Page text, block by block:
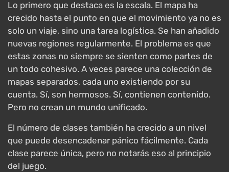
Lo primero que destaca es la escala. El mapa ha
crecido hasta el punto en que el movimiento ya no es
solo un viaje, sino una tarea logística. Se han añadido
nuevas regiones regularmente. El problema es que
estas zonas no siempre se sienten como partes de
un todo cohesivo. A veces parece una colección de
mapas separados, cada uno existiendo por su
cuenta. Sí, son hermosos. Sí, contienen contenido.
Pero no crean un mundo unificado.
El número de clases también ha crecido a un nivel
que puede desencadenar pánico fácilmente. Cada
clase parece única, pero no notarás eso al principio
del juego.